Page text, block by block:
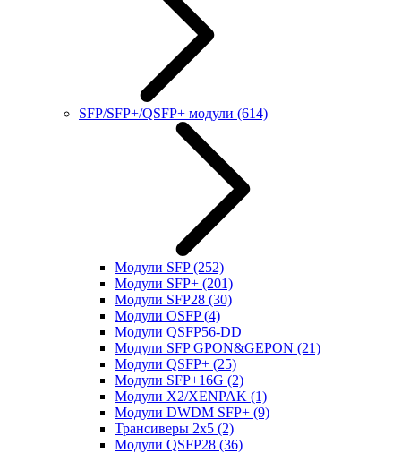
SFP/SFP+/QSFP+ модули (614)
Модули SFP(252)
Модули SFP+ (201)
Модули SFP28 (30)
Модули OSFP(4)
Модули QSFP56-DD
Модули SFP GPON&GEPON (21)
Модули QSFP+ (25)
Модули SFP+16G (2)
Модули X2/XENPAK (1)
Модули DWDM SFP+ (9)
Трансиверы 2x5 (2)
Модули QSFP28 (36)